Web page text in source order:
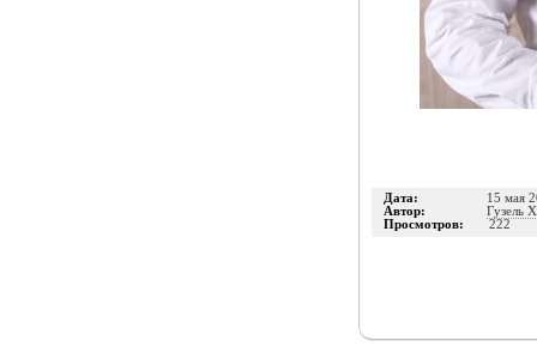
Дата: 15 мая
Автор: Гузель
Просмотров: 222